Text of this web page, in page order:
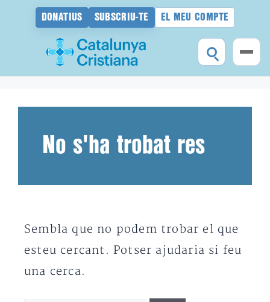
DONATIUS SUBSCRIU-TE EL MEU COMPTE
No s'ha trobat res
Sembla que no podem trobar el que
esteu cercant. Potser ajudaria si feu
una cerca.